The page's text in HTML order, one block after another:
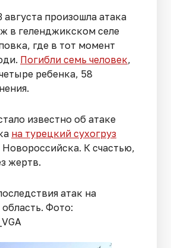
произошла атака
в геленджикском селе
где в тот момент
Погибли семь человек,
ребенка, 58
известно об атаке
на турецкий сухогруз
Новороссийска. К счастью,
жертв.
атак на
Фото: